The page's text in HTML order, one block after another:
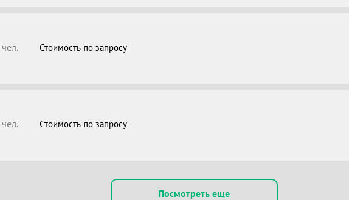
чел. Стоимость по запросу
чел. Стоимость по запросу
Посмотреть еще